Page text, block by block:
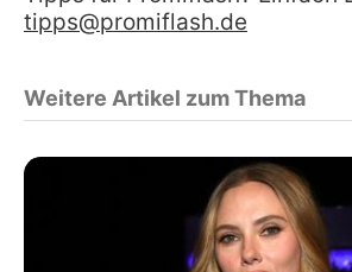
tipps@promiflash.de
Weitere Artikel zum Thema